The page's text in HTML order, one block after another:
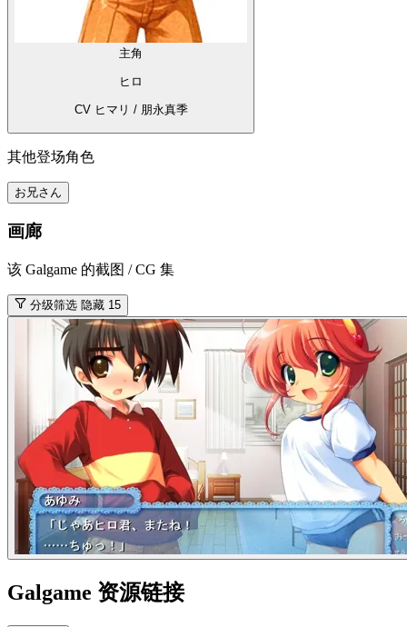
主角
ヒロ
CV ヒマリ / 朋永真季
其他登场角色
お兄さん
画廊
该 Galgame 的截图 / CG 集
分级筛选 隐藏 15
Galgame 资源链接